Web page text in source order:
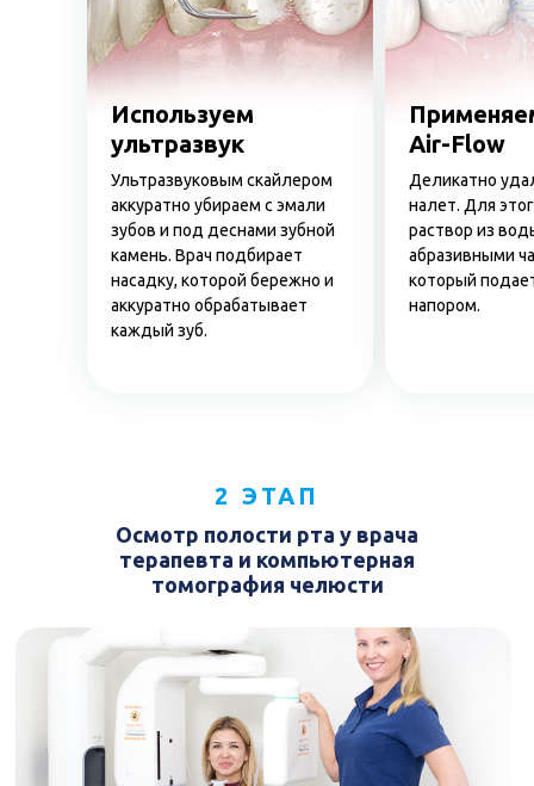
Используем
ультразвук
Ультразвуковым скайлером
аккуратно убираем с эмали
зубов и под деснами зубной
камень. Врач подбирает
насадку, которой бережно и
аккуратно обрабатывает
каждый зуб.
Air-Flow
Деликатно
налет. Для
раствор из
абразивными
который
напором.
Осмотр полости рта у врача
терапевта и компьютерная
томография челюсти
2 ЭТАП